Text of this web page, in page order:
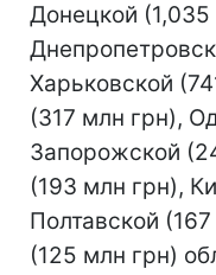
Донецкой
Харьковской
(317 млн грн),
Запорожской
(193 млн грн),
Полтавской
(125 млн грн)